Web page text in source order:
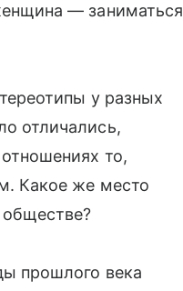
— заниматься
у разных
отличались,
то,
Какое же место
прошлого века